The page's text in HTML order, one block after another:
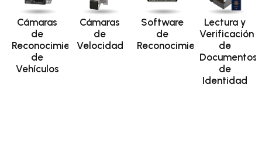
Cámaras
de
Reconocimiento
de
Vehículos
Cámaras
de
Velocidad
Software
de
Reconocimiento
Lectura y
Verificación
de
Documentos
de
Identidad